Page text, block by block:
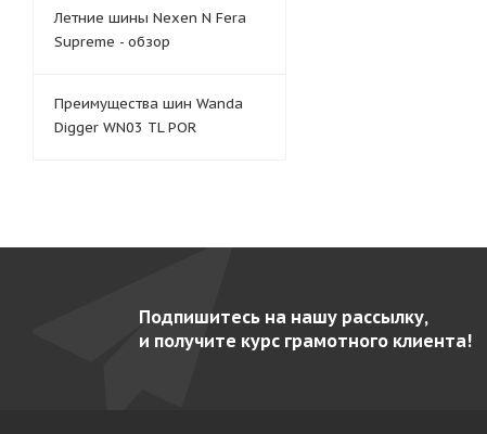
Летние шины Nexen N Fera
Supreme - обзор
Преимущества шин Wanda
Digger WN03 TL POR
Подпишитесь на нашу рассылку,
и получите курс грамотного клиента!